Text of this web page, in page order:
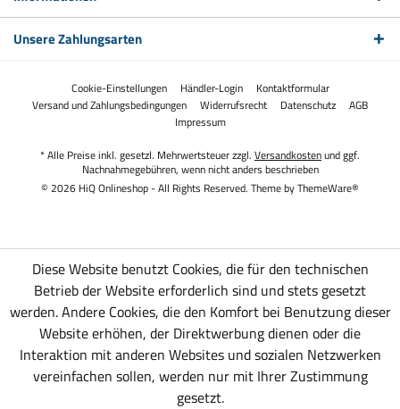
Unsere Zahlungsarten
Cookie-Einstellungen Händler-Login
Kontaktformular
Versand und Zahlungsbedingungen
Widerrufsrecht Datenschutz
AGB
Impressum
* Alle Preise inkl. gesetzl. Mehrwertsteuer zzgl. Versandkostenund ggf.
Nachnahmegebühren, wenn nicht anders beschrieben
© 2026 HiQ Onlineshop - All Rights Reserved. Theme byThemeWare®
Diese Website benutzt Cookies, die für den technischen
Betrieb der Website erforderlich sind und stets gesetzt
werden. Andere Cookies, die den Komfort bei Benutzung dieser
Website erhöhen, der Direktwerbung dienen oder die
Interaktion mit anderen Websites und sozialen Netzwerken
vereinfachen sollen, werden nur mit Ihrer Zustimmung
gesetzt.